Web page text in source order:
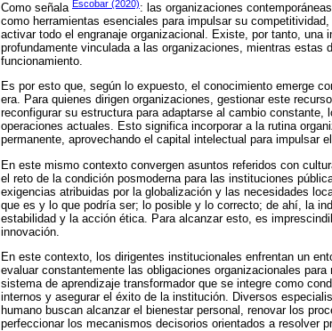
Como señala Escobar (2020): las organizaciones
como herramientas esenciales para impulsar su
activar todo el engranaje organizacional. Existe, por tanto,
profundamente vinculada a las organizaciones, mientras estas
funcionamiento.
Es por esto que, según lo expuesto, el conocimiento emerge
era. Para quienes dirigen organizaciones, gestionar este
reconfigurar su estructura para adaptarse al cambio
operaciones actuales. Esto significa incorporar a la rutina
permanente, aprovechando el capital intelectual para impulsar
En este mismo contexto convergen asuntos referidos con
el reto de la condición posmoderna para las instituciones
exigencias atribuidas por la globalización y las necesidades
que es y lo que podría ser; lo posible y lo correcto; de ahí, la
estabilidad y la acción ética. Para alcanzar esto, es
innovación.
En este contexto, los dirigentes institucionales enfrentan un
evaluar constantemente las obligaciones organizacionales
sistema de aprendizaje transformador que se integre como
internos y asegurar el éxito de la institución. Diversos
humano buscan alcanzar el bienestar personal, renovar los
perfeccionar los mecanismos decisorios orientados a resolver